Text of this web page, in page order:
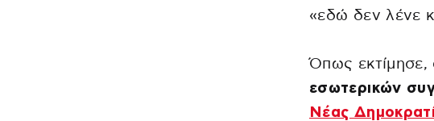
«εδώ δεν λένε
Όπως εκτίμησε,
εσωτερικών
Νέας